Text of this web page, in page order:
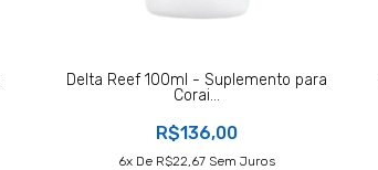
Delta Reef 100ml - Suplemento para
Corai...
R$136,00
6X De R$22,67Sem Juros